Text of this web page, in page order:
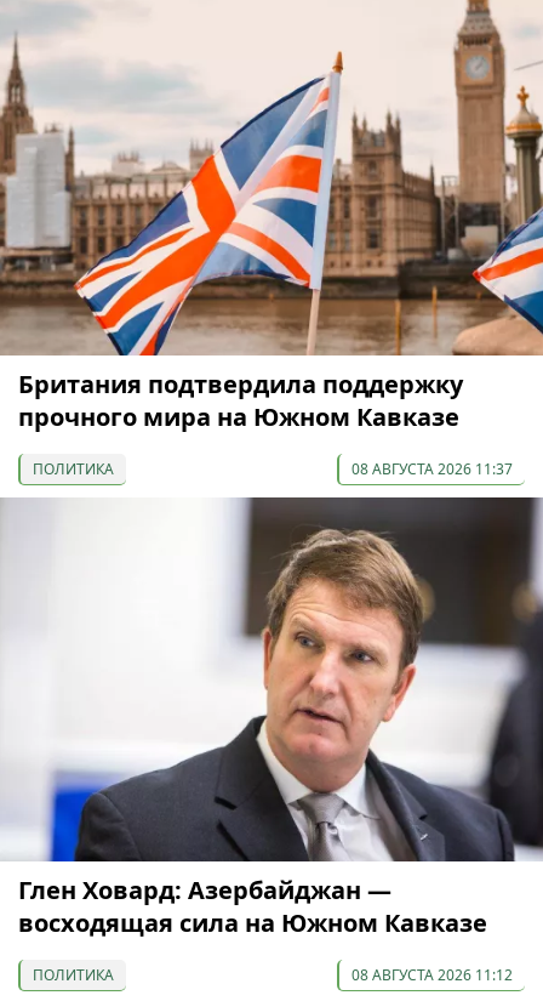
Британия подтвердила поддержку
прочного мира на Южном Кавказе
ПОЛИТИКА 08 АВГУСТА 2026 11:37
Глен Ховард: Азербайджан —
восходящая сила на Южном Кавказе
ПОЛИТИКА 08 АВГУСТА 2026 11:12